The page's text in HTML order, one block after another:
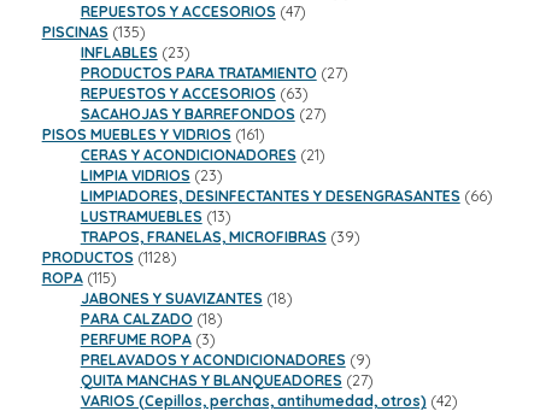
REPUESTOS Y ACCESORIOS 4747
PISCINAS 135135
productos
INFLABLES 2323
productos
PRODUCTOS PARA TRATAMIENTO 2727
REPUESTOS Y ACCESORIOS 6363
productos
SACAHOJAS Y BARREFONDOS 2727
PISOS MUEBLES Y VIDRIOS 161161
productos
CERAS Y ACONDICIONADORES 2121
LIMPIA VIDRIOS 2323
productos
LIMPIADORES, DESINFECTANTES Y DESENGRASANTES 6666
LUSTRAMUEBLES 1313
productos
TRAPOS, FRANELAS, MICROFIBRAS 3939
PRODUCTOS 11281128
ROPA 115115
productos
JABONES Y SUAVIZANTES 1818
PARA CALZADO 1818
PERFUME ROPA 33
productos
PRELAVADOS Y ACONDICIONADORES 99
productos
QUITA MANCHAS Y BLANQUEADORES 2727
productos
VARIOS (Cepillos, perchas, antihumedad, otros) 4242